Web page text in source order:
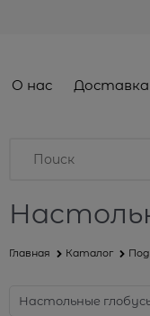
О нас
Главная Каталог
Настольные